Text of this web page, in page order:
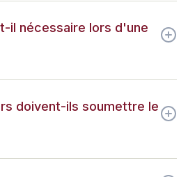
il nécessaire lors d'une
doivent-ils soumettre le